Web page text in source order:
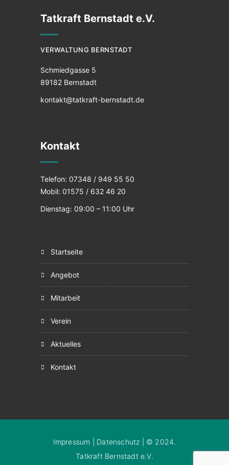
Tatkraft Bernstadt e.V.
VERWALTUNG BERNSTADT
Schmiedgasse 5
89182 Bernstadt
kontakt@tatkraft-bernstadt.de
Kontakt
Telefon: 07348 / 949 55 50
Mobil: 01575 / 632 46 20
Dienstag: 09:00 – 11:00 Uhr
startseite
angebot
mitarbeit
verein
aktuelles
kontakt
Impressum Datenschutz | © 2024.
Tatkraft Bernstadt e.V.